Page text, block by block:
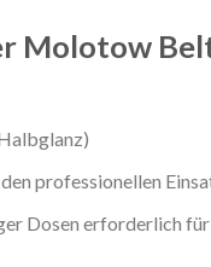
Molotow
professionellen
Dosen erforderlich